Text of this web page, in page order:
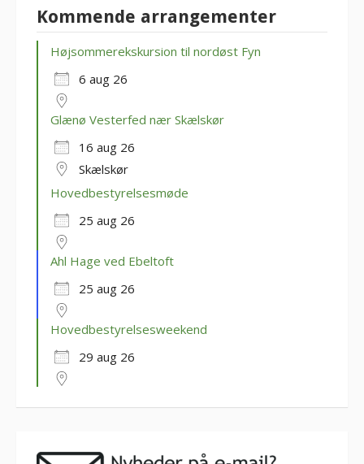
Kommende arrangementer
Højsommerekskursion til nordøst Fyn
6 aug 26
Glænø Vesterfed nær Skælskør
16 aug 26
Skælskør
Hovedbestyrelsesmøde
25 aug 26
Ahl Hage ved Ebeltoft
25 aug 26
Hovedbestyrelsesweekend
29 aug 26